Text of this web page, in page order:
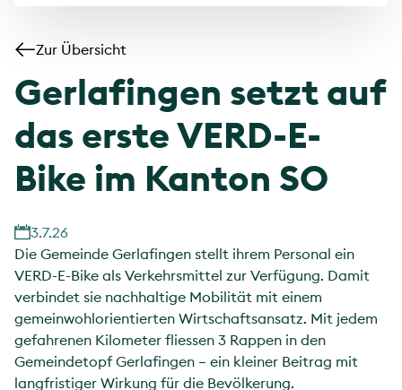
Zur Übersicht
Gerlafingen setzt auf
das erste VERD-E-
Bike im Kanton SO
3.7.26
Die Gemeinde Gerlafingen stellt ihrem Personal ein
VERD-E-Bike als Verkehrsmittel zur Verfügung. Damit
verbindet sie nachhaltige Mobilität mit einem
gemeinwohlorientierten Wirtschaftsansatz. Mit jedem
gefahrenen Kilometer fliessen 3 Rappen in den
Gemeindetopf Gerlafingen – ein kleiner Beitrag mit
langfristiger Wirkung für die Bevölkerung.